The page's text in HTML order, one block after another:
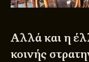
Αλλά και η
κοινής